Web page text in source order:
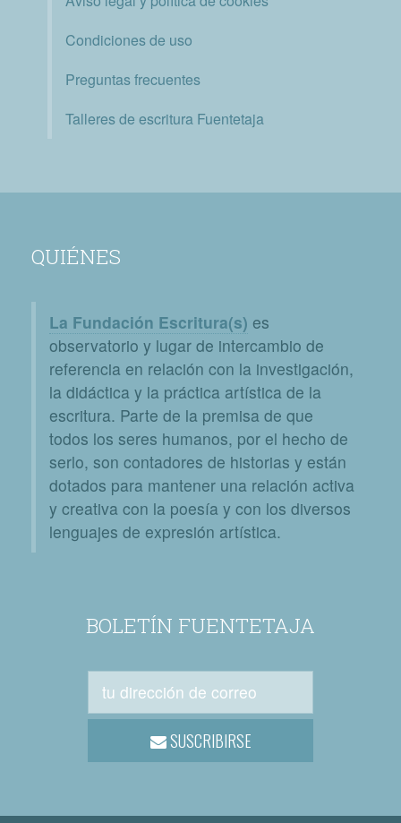
Condiciones de uso
Preguntas frecuentes
Talleres de escritura Fuentetaja
QUIÉNES
La Fundación Escritura(s) es
observatorio y lugar de intercambio de
referencia en relación con la investigación,
la didáctica y la práctica artística de la
escritura. Parte de la premisa de que
todos los seres humanos, por el hecho de
serlo, son contadores de historias y están
dotados para mantener una relación activa
y creativa con la poesía y con los diversos
lenguajes de expresión artística.
BOLETÍN FUENTETAJA
SUSCRIBIRSE